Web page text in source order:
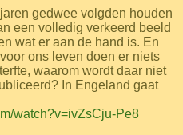
gedwee volgden houden
een volledig verkeerd beeld
wat er aan de hand is. En
ons leven doen er niets
waarom wordt daar niet
In Engeland gaat
watch?v=ivZsCju-Pe8